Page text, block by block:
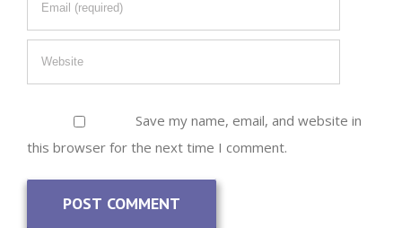
Save my name, email, and website in
this browser for the next time I comment.